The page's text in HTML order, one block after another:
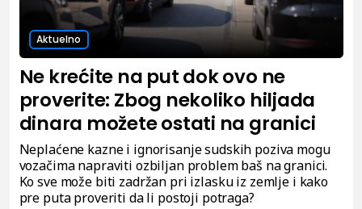
Aktuelno
Ne krećite na put dok ovo ne
proverite: Zbog nekoliko hiljada
dinara možete ostati na granici
Neplaćene kazne i ignorisanje sudskih poziva mogu
vozačima napraviti ozbiljan problem baš na granici.
Ko sve može biti zadržan pri izlasku iz zemlje i kako
pre puta proveriti da li postoji potraga?